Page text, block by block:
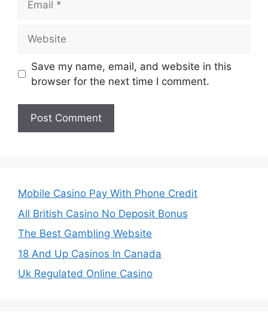
Save my name, email, and website in this
browser for the next time I comment.
Mobile Casino Pay With Phone Credit
All British Casino No Deposit Bonus
The Best Gambling Website
18 And Up Casinos In Canada
Uk Regulated Online Casino